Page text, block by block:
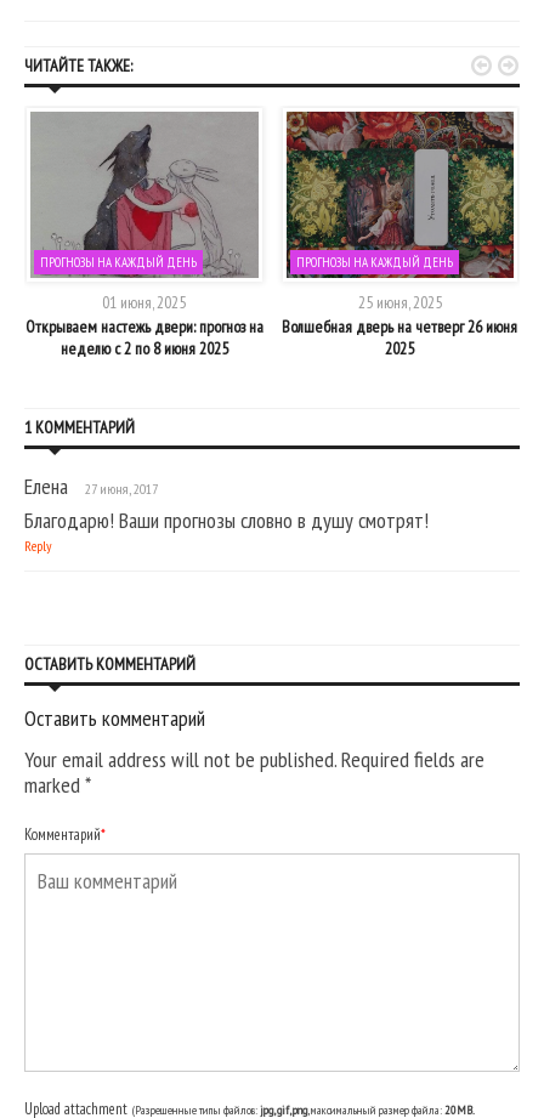
ЧИТАЙТЕ ТАКЖЕ:
ПРОГНОЗЫ НА КАЖДЫЙ ДЕНЬ
01 июня, 2025
Открываем настежь двери: прогноз на
неделю с 2 по 8 июня 2025
ПРОГНОЗЫ НА КАЖДЫЙ ДЕНЬ
25 июня, 2025
Волшебная дверь на четверг 26 июня
2025
 
1 КОММЕНТАРИЙ
Елена 27 июня, 2017
Благодарю! Ваши прогнозы словно в душу смотрят!
Reply
ОСТАВИТЬ КОММЕНТАРИЙ
Оставить комментарий
Your email address will not be published. Required fields are
marked*
Комментарий*
Upload attachment (Разрешенные типы файлов:jpg, gif, png, максимальный размер файла:20MB.